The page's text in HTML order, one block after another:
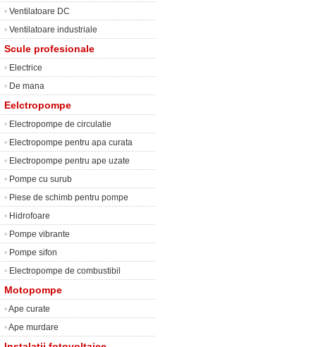
• Ventilatoare DC
• Ventilatoare industriale
Scule profesionale
• Electrice
• De mana
Eelctropompe
• Electropompe de circulatie
• Electropompe pentru apa curata
• Electropompe pentru ape uzate
• Pompe cu surub
• Piese de schimb pentru pompe
• Hidrofoare
• Pompe vibrante
• Pompe sifon
• Electropompe de combustibil
Motopompe
•Ape curate
•Ape murdare